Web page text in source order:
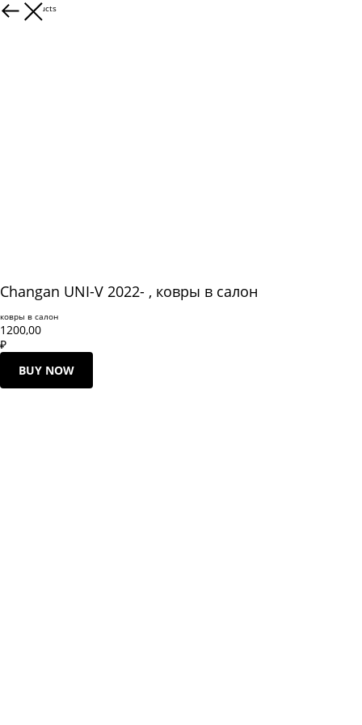
More products
Changan UNI-V 2022- , ковры в салон
ковры в салон
1200,00
₽
BUY NOW